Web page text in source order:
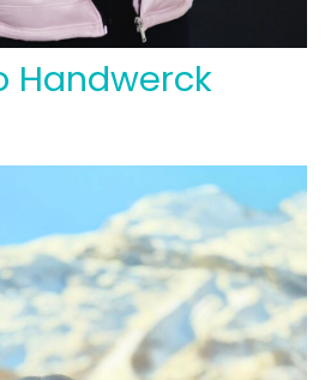
Handwerck